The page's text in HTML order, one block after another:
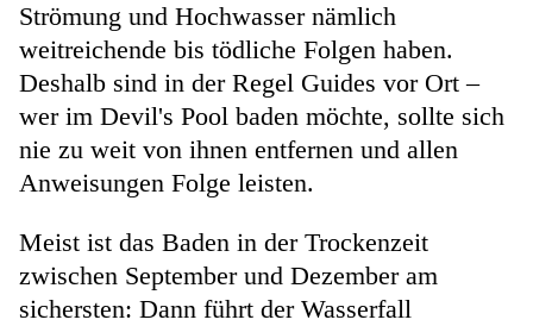
Strömung und Hochwasser nämlich
weitreichende bis tödliche Folgen haben.
Deshalb sind in der Regel Guides vor Ort –
wer im Devil's Pool baden möchte, sollte sich
nie zu weit von ihnen entfernen und allen
Anweisungen Folge leisten.
Meist ist das Baden in der Trockenzeit
zwischen September und Dezember am
sichersten: Dann führt der Wasserfall